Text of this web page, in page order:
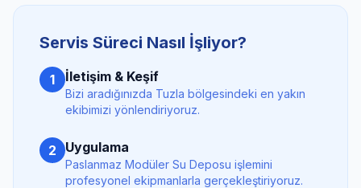
Servis Süreci Nasıl İşliyor?
1 İletişim & Keşif
Bizi aradığınızda Tuzla bölgesindeki en yakın
ekibimizi yönlendiriyoruz.
2 Uygulama
Paslanmaz Modüler Su Deposu işlemini
profesyonel ekipmanlarla gerçekleştiriyoruz.